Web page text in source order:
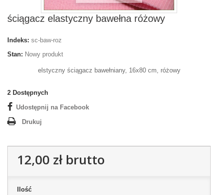
ściągacz elastyczny bawełna różowy
Indeks: sc-baw-roz
Stan: Nowy produkt
elstyczny ściągacz bawełniany, 16x80 cm, różowy
2 Dostępnych
Udostępnij na Facebook
Drukuj
12,00 złbrutto
Ilość